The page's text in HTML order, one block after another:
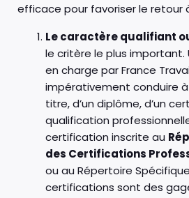
efficace pour favoriser le retour
Le caractère qualifiant
le critère le plus important.
en charge par France
impérativement conduire à
titre, d’un diplôme, d’un
qualification
certification inscrite au
des Certifications
ou au Répertoire
certifications sont des